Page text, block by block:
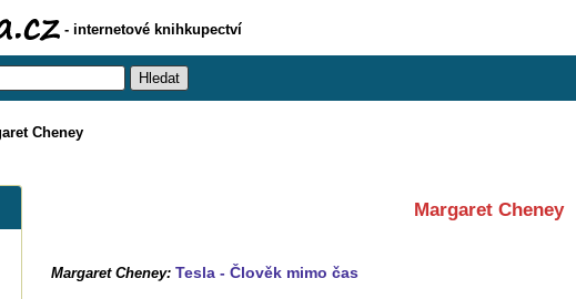
- internetové knihkupectví
Cheney
Margaret Cheney
Margaret Cheney: Tesla - Člověk mimo čas